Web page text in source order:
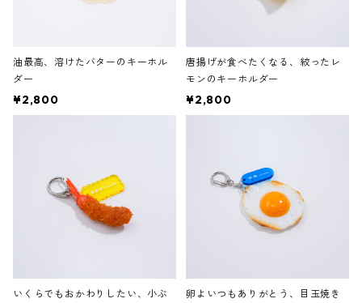
油最高、溶けたバターのキーホル
ダー
¥2,800
唐揚げが食べたくなる、絞ったレ
モンのキーホルダー
¥2,800
いくらでもおかわりしたい、小ぶ
卵よいつもありがとう、目玉焼き